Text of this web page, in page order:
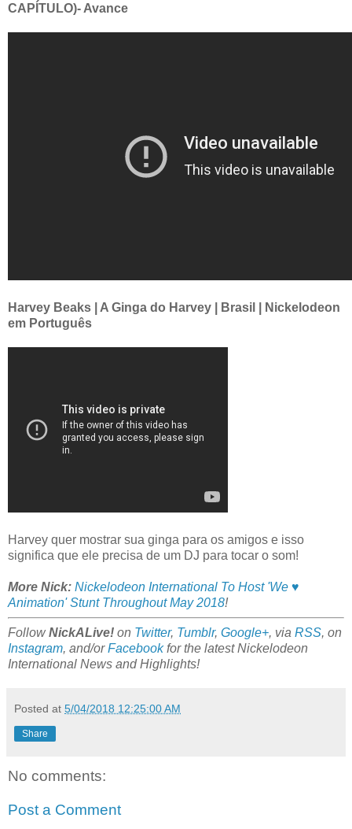
CAPÍTULO)- Avance
Harvey Beaks | A Ginga do Harvey | Brasil | Nickelodeon
em Português
Harvey quer mostrar sua ginga para os amigos e isso
significa que ele precisa de um DJ para tocar o som!
More Nick: Nickelodeon International To Host 'We ♥
Animation' Stunt Throughout May 2018!
FollowNickALive! on Twitter, Tumblr, Google+, via RSS, on
Instagram, and/orFacebookfor the latest Nickelodeon
International News and Highlights!
Posted at 5/04/2018 12:25:00 AM
Share
No comments:
Post a Comment